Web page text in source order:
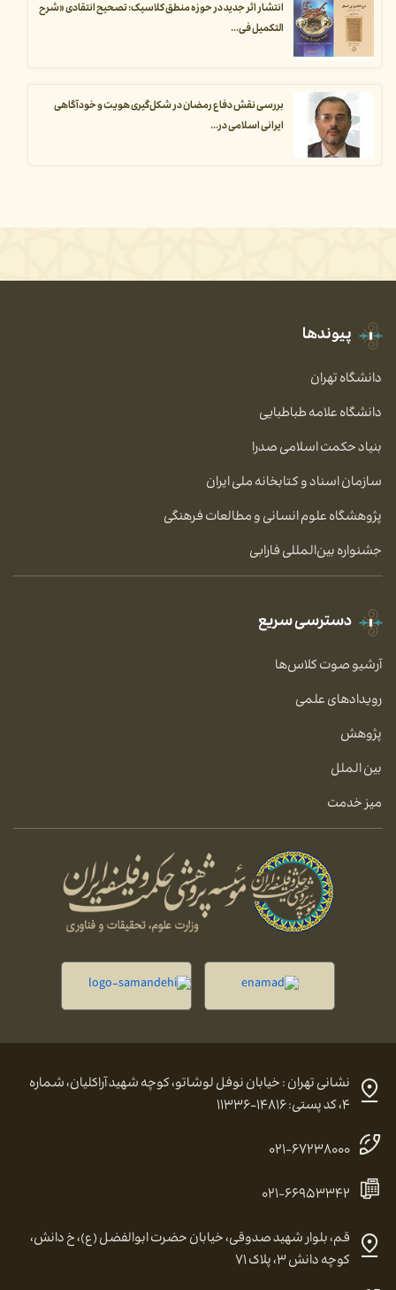
انتشار اثر جدید در حوزه منطق کلاسیک: تصحیح انتقادی «شرح
التکمیل فی...
بررسی نقش دفاع رمضان در شکل‌گیری هویت و خودآگاهی
ایرانی اسلامی در...
پیوندها
دانشگاه تهران
دانشگاه علامه طباطبایی
بنیاد حکمت اسلامی صدرا
سازمان اسناد و کتابخانه ملی ایران
پژوهشگاه علوم انسانی و مطالعات فرهنگی
جشنواره بین‌المللی فارابی
دسترسی سریع
آرشیو صوت کلاس‌ها
رویدادهای علمی
پژوهش
بین الملل
میز خدمت
نشانی تهران : خیابان نوفل لوشاتو، کوچه شهید آراکلیان، شماره
۴، کد پستی: ۱۴۸۱۶-۱۱۳۳۶
۰۲۱-۶۷۲۳۸۰۰۰
۰۲۱-۶۶۹۵۳۳۴۲
قم، بلوار شهید صدوقی، خیابان حضرت ابوالفضل (ع)، خ دانش،
کوچه دانش ۳، پلاک ۷۱